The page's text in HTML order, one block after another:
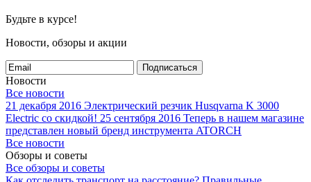
Будьте в курсе!
Новости, обзоры и акции
Подписаться
Новости
Все новости
21 декабря 2016 Электрический резчик Husqvarna K 3000
Electric со скидкой! 25 сентября 2016 Теперь в нашем магазине
представлен новый бренд инструмента ATORCH
Все новости
Обзоры и советы
Все обзоры и советы